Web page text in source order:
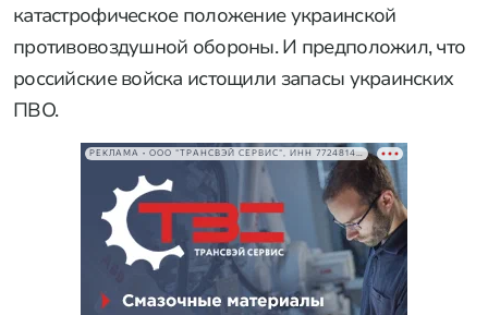
катастрофическое положение украинской
противовоздушной обороны. И предположил, что
российские войска истощили запасы украинских
ПВО.
РЕКЛАМА • ООО "ТРАНСВЭЙ СЕРВИС", ИНН 7724814198